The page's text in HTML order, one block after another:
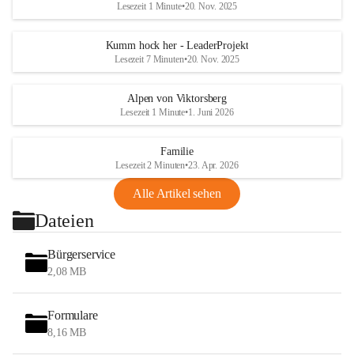
Lesezeit 1 Minute•20. Nov. 2025
Kumm hock her - LeaderProjekt
Lesezeit 7 Minuten•20. Nov. 2025
Alpen von Viktorsberg
Lesezeit 1 Minute•1. Juni 2026
Familie
Lesezeit 2 Minuten•23. Apr. 2026
Alle Artikel sehen
Dateien
Bürgerservice
2,08 MB
Formulare
8,16 MB